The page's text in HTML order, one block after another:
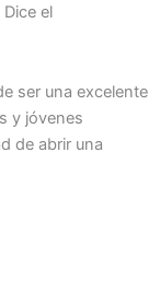
el
ser una excelente
y jóvenes
de abrir una